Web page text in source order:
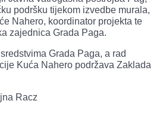
podršku tijekom izvedbe murala,
Nahero, koordinator projekta te
zajednica Grada Paga.
Grada Paga, a rad
Kuća Nahero podržava Zaklada
Racz